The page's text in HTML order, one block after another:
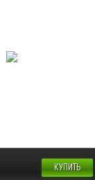
КУПИТЬ